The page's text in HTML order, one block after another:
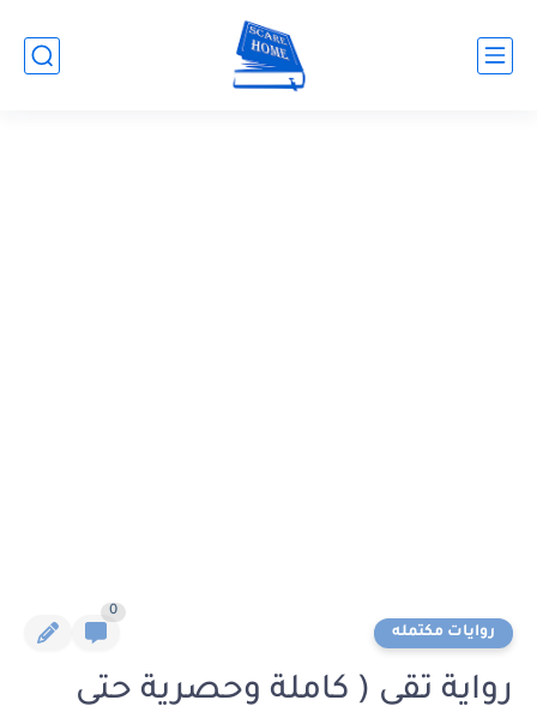
روايات مكتمله
0
رواية تقي ( كاملة وحصرية حتي